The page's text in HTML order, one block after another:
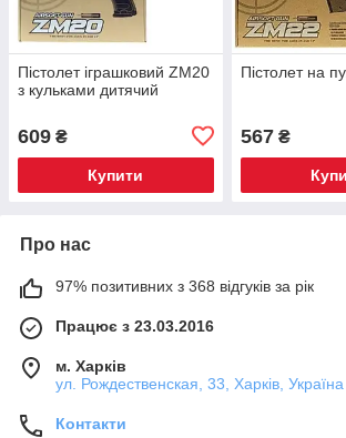
Пістолет іграшковий ZM20
з кульками дитячий
609 ₴
Купити
Пістолет на
567₴
Про нас
97% позитивних з 368 відгуків за рік
Працює з 23.03.2016
м. Харків
ул. Рождественская, 33, Харків, Україна
Контакти